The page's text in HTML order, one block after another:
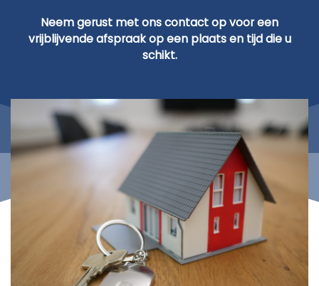
Neem gerust met ons contact op voor een
vrijblijvende afspraak op een plaats en tijd die u
schikt.